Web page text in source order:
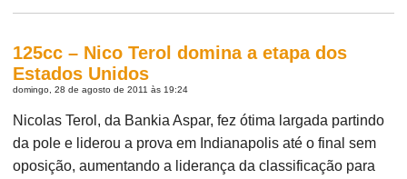
125cc – Nico Terol domina a etapa dos
Estados Unidos
domingo, 28 de agosto de 2011 às 19:24
Nicolas Terol, da Bankia Aspar, fez ótima largada partindo
da pole e liderou a prova em Indianapolis até o final sem
oposição, aumentando a liderança da classificação para